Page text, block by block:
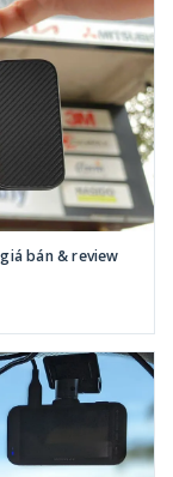
bán & review